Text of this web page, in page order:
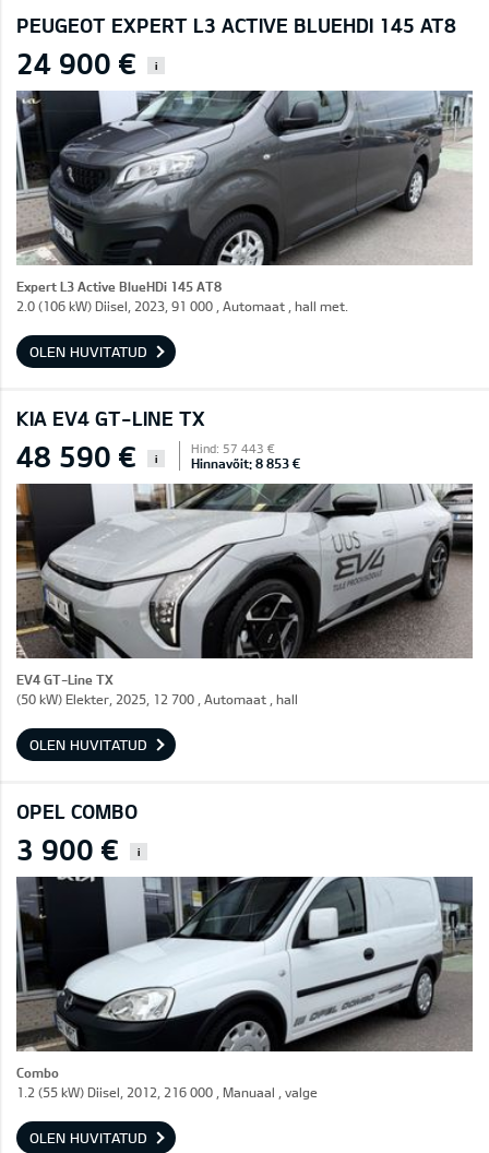
PEUGEOT EXPERT L3 ACTIVE BLUEHDI 145 AT8
24 900 € i
Expert L3 Active BlueHDi 145 AT8
2.0 (106 kW) Diisel, 2023, 91 000 , Automaat , hall met.
OLEN HUVITATUD
KIA EV4 GT-LINE TX
48 590 € i
Hind: 57 443 €
Hinnavõit: 8 853 €
EV4 GT-Line TX
(50 kW) Elekter, 2025, 12 700 , Automaat , hall
OLEN HUVITATUD
OPEL COMBO
3 900 € i
Combo
1.2 (55 kW) Diisel, 2012, 216 000 , Manuaal , valge
OLEN HUVITATUD